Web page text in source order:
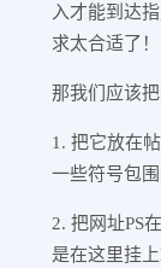
入才能到达
求太合适了！
那我们应该把
1. 把它放在
一些符号包
2. 把网址PS
是在这里挂